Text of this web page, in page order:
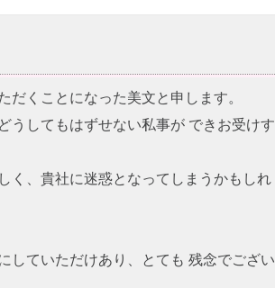
くことになった美文と申します。
してもはずせない私事が できお受けす
く、貴社に迷惑となってしまうかもしれ
ていただけあり、とても 残念でござい